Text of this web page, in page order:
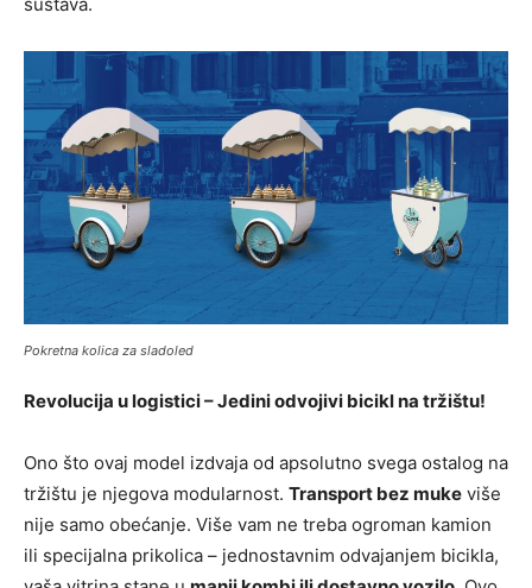
sustava.
Pokretna kolica za sladoled
Revolucija u logistici – Jedini odvojivi bicikl na tržištu!
Ono što ovaj model izdvaja od apsolutno svega ostalog na
tržištu je njegova modularnost. Transport bez muke više
nije samo obećanje. Više vam ne treba ogroman kamion
ili specijalna prikolica – jednostavnim odvajanjem bicikla,